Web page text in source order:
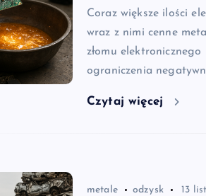
Coraz większe ilości
wraz z nimi cenne
złomu
ograniczenia
Czytaj więcej
metale odzysk 13